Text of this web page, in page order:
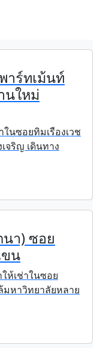
าร์ทเม้นท์
นใหม่
นซอยทิมเรืองเวช
จริญ เดินทาง
า) ซอย
ขน
ห้เช่าในซอย
มหาวิทยาลัยหลาย